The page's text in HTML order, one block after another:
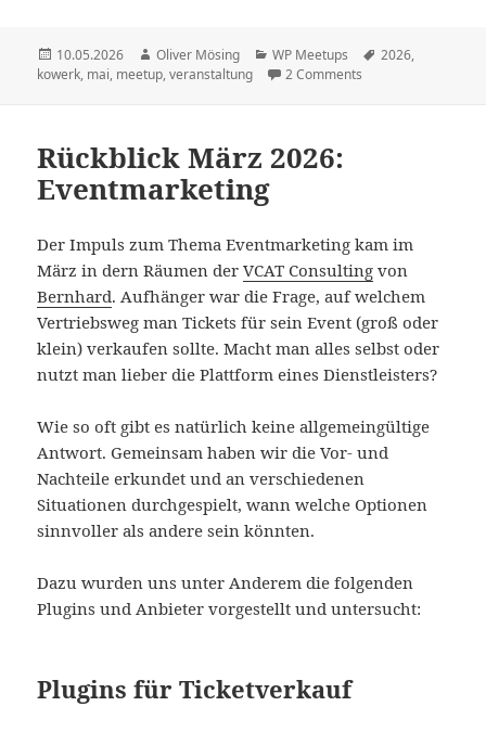
Veröffentlicht
am
10.05.2026 Autor
Oliver Mösing Kategorien
WP Meetups Schlagwörter
2026,
kowerk, mai, meetup,veranstaltung 2 Comments
Rückblick März 2026:
Eventmarketing
Der Impuls zum Thema Eventmarketing kam im
März in dern Räumen derVCAT Consulting von
Bernhard. Aufhänger war die Frage, auf welchem
Vertriebsweg man Tickets für sein Event (groß oder
klein) verkaufen sollte. Macht man alles selbst oder
nutzt man lieber die Plattform eines Dienstleisters?
Wie so oft gibt es natürlich keine allgemeingültige
Antwort. Gemeinsam haben wir die Vor- und
Nachteile erkundet und an verschiedenen
Situationen durchgespielt, wann welche Optionen
sinnvoller als andere sein könnten.
Dazu wurden uns unter Anderem die folgenden
Plugins und Anbieter vorgestellt und untersucht:
Plugins für Ticketverkauf